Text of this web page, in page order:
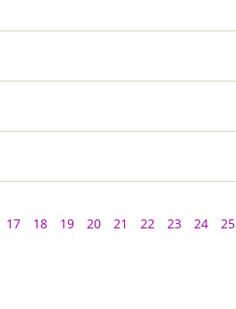
17 18 19 20 21 22 23 24 25